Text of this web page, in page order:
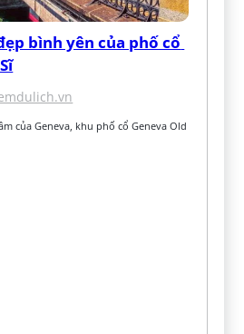
bình yên của phố cổ
của Geneva, khu phố cổ Geneva Old